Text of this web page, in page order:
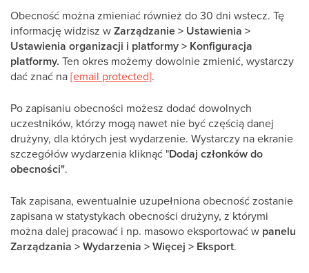
Obecność można zmieniać również do 30 dni wstecz. Tę
informację widzisz wZarządzanie > Ustawienia >
Ustawienia organizacji i platformy > Konfiguracja
platformy. Ten okres możemy dowolnie zmienić, wystarczy
dać znać na[email protected].
Po zapisaniu obecności możesz dodać dowolnych
uczestników, którzy mogą nawet nie być częścią danej
drużyny, dla których jest wydarzenie. Wystarczy na ekranie
szczegółów wydarzenia kliknąć "Dodaj członków do
obecności".
Tak zapisana, ewentualnie uzupełniona obecność zostanie
zapisana w statystykach obecności drużyny, z którymi
można dalej pracować i np. masowo eksportować w panelu
Zarządzania > Wydarzenia > Więcej > Eksport.